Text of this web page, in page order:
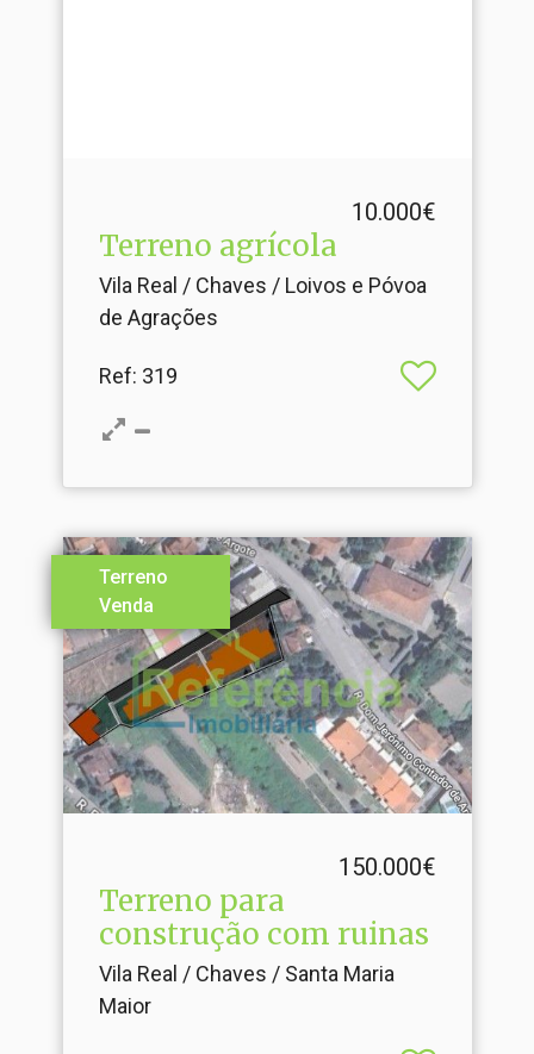
10.000€
Terreno agrícola
Vila Real / Chaves / Loivos e Póvoa
de Agrações
Ref: 319
Terreno
Venda
150.000€
Terreno para
construção com ruinas
Vila Real / Chaves / Santa Maria
Maior